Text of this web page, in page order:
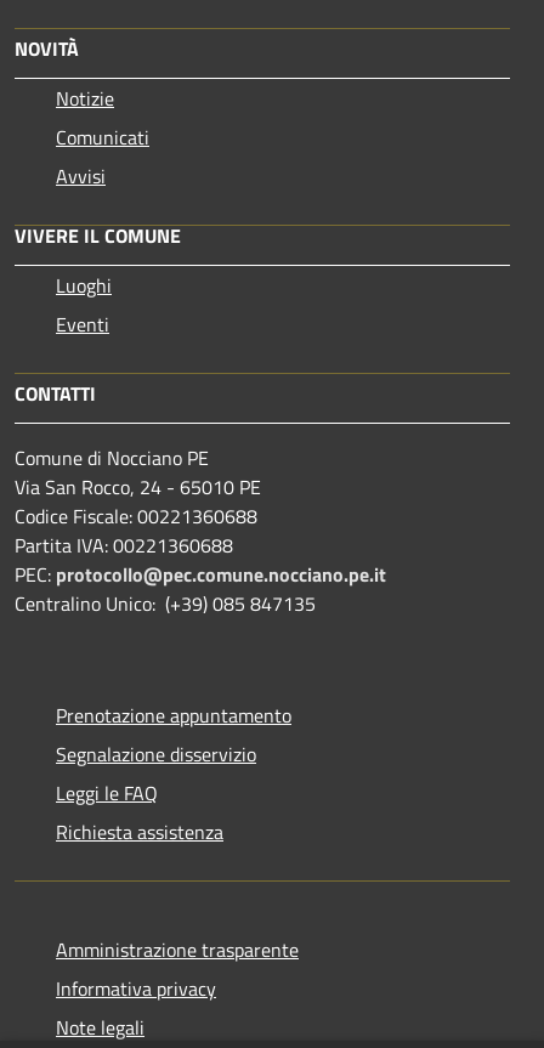
NOVITÀ
Notizie
Comunicati
Avvisi
VIVERE IL COMUNE
Luoghi
Eventi
CONTATTI
Comune di Nocciano PE
Via San Rocco, 24 - 65010 PE
Codice Fiscale: 00221360688
Partita IVA: 00221360688
PEC: protocollo@pec.comune.nocciano.pe.it
Centralino Unico: (+39) 085 847135
Prenotazione appuntamento
Segnalazione disservizio
Leggi le FAQ
Richiesta assistenza
Amministrazione trasparente
Informativa privacy
Note legali